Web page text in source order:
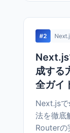
#2
Next.js
成する
全ガイ
Next.js
法を徹底
Routerの